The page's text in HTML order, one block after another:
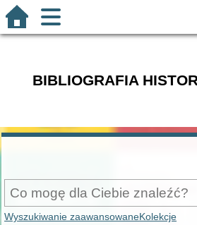
BIBLIOGRAFIA
Wyszukiwanie zaawansowaneKolekcje